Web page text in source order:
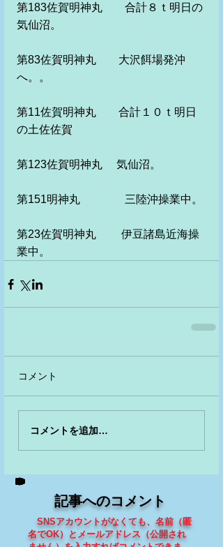
第183佐賀明神丸　　合計８ｔ明日の
気仙沼。
第83佐賀明神丸　　大沢餌場発沖
へ。。
第11佐賀明神丸　　合計１０ｔ明日
の土佐佐賀
第123佐賀明神丸　 気仙沼。
第151明神丸　　　　三陸沖操業中。
第23佐賀明神丸　　 伊豆諸島近海操
業中。
コメント
コメントを追加…
記事へのコメント
SNSアカウントがなくても、 名前（匿
名でOK）とメールアドレス（公開され